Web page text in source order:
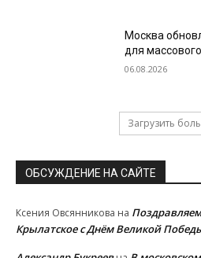
Москва
для
06.08.2026
Загрузить
ОБСУЖДЕНИЕ НА САЙТЕ
Ксения Овсянникова на
Крылатское с Днём Великой